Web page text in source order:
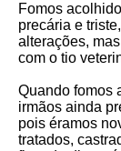
Fomos
precária e
alterações,
com o tio
Quando fomos
irmãos ainda
pois éramos
tratados,